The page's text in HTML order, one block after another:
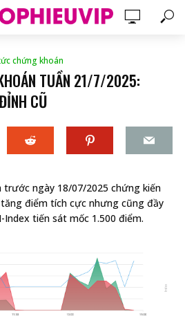
chứng khoán
TUẦN 21/7/2025:
CŨ
trước ngày 18/07/2025 chứng kiến
điểm tích cực nhưng cũng đầy
tiến sát mốc 1.500 điểm.